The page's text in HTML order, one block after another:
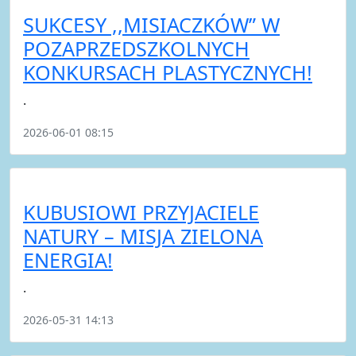
SUKCESY ,,MISIACZKÓW” W
POZAPRZEDSZKOLNYCH
KONKURSACH PLASTYCZNYCH!
.
2026-06-01 08:15
KUBUSIOWI PRZYJACIELE
NATURY – MISJA ZIELONA
ENERGIA!
.
2026-05-31 14:13